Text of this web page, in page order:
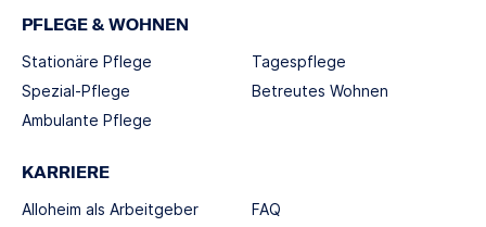
PFLEGE & WOHNEN
Stationäre Pflege
Spezial-Pflege
Ambulante Pflege
Tagespflege
Betreutes Wohnen
KARRIERE
Alloheim als Arbeitgeber FAQ